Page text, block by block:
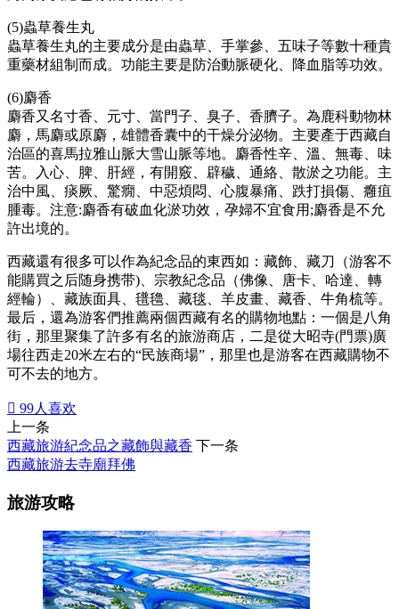
(5)蟲草養生丸
蟲草養生丸的主要成分是由蟲草、手掌參、五味子等數十種貴
重藥材組制而成。功能主要是防治動脈硬化、降血脂等功效。
(6)麝香
麝香又名寸香、元寸、當門子、臭子、香臍子。為鹿科動物林
麝，馬麝或原麝，雄體香囊中的干燥分泌物。主要產于西藏自
治區的喜馬拉雅山脈大雪山脈等地。麝香性辛、溫、無毒、味
苦。入心、脾、肝經，有開竅、辟穢、通絡、散淤之功能。主
治中風、痰厥、驚癇、中惡煩悶、心腹暴痛、跌打損傷、癰疽
腫毒。注意:麝香有破血化淤功效，孕婦不宜食用;麝香是不允
許出境的。
西藏還有很多可以作為紀念品的東西如：藏飾、藏刀（游客不
能購買之后随身携带)、宗教紀念品（佛像、唐卡、哈達、轉
經輪）、藏族面具、氆氌、藏毯、羊皮畫、藏香、牛角梳等。
最后，還為游客們推薦兩個西藏有名的購物地點：一個是八角
街，那里聚集了許多有名的旅游商店，二是從大昭寺(門票)廣
場往西走20米左右的“民族商場”，那里也是游客在西藏購物不
可不去的地方。
 99人喜欢
上一条
西藏旅游紀念品之藏飾與藏香 下一条
西藏旅游去寺廟拜佛
旅游攻略